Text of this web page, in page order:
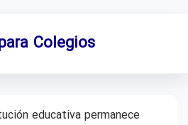
Colegios
educativa permanece